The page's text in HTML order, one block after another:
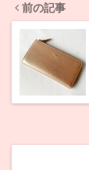
前の記事